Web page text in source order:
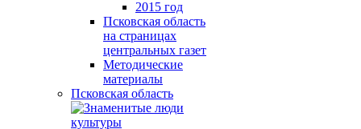
2015 год
Псковская область
на страницах
центральных газет
Методические
материалы
Псковская область